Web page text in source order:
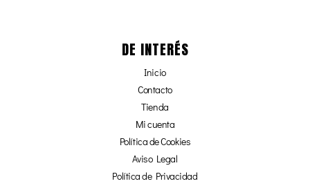
DE INTERÉS
Inicio
Contacto
Tienda
Mi cuenta
Política de Cookies
Aviso Legal
Política de Privacidad